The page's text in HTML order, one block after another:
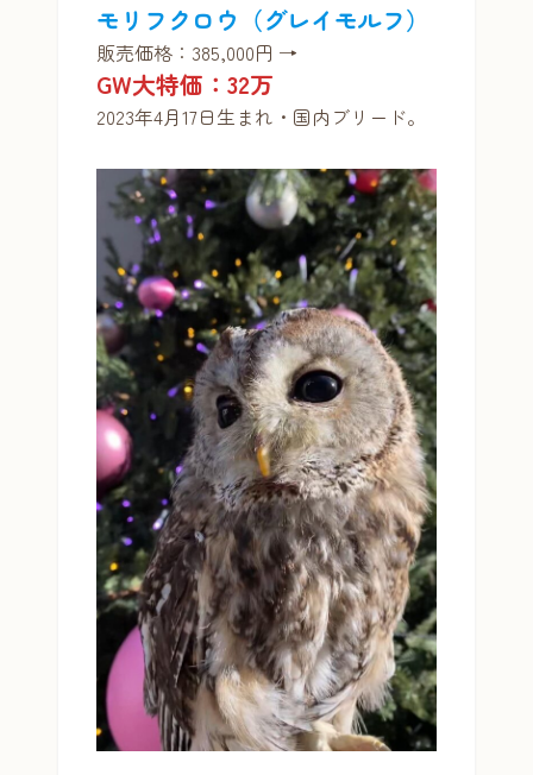
モリフクロウ（グレイモルフ）
販売価格：385,000円 →
GW大特価：32万
2023年4月17日生まれ・国内ブリード。